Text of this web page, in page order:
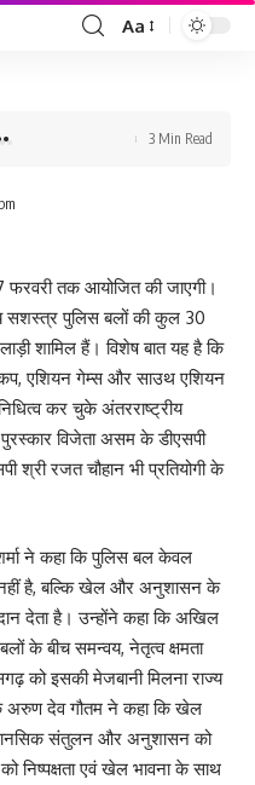
Font
Aa
3 Min Read
फरवरी तक आयोजित की जाएगी।
सशस्त्र पुलिस बलों की कुल 30
शामिल हैं। विशेष बात यह है कि
एशियन गेम्स और साउथ एशियन
कर चुके अंतरराष्ट्रीय
विजेता असम के डीएसपी
श्री रजत चौहान भी प्रतियोगी के
ने कहा कि पुलिस बल केवल
है, बल्कि खेल और अनुशासन के
देता है। उन्होंने कहा कि अखिल
के बीच समन्वय, नेतृत्व क्षमता
को इसकी मेजबानी मिलना राज्य
अरुण देव गौतम ने कहा कि खेल
मानसिक संतुलन और अनुशासन को
निष्पक्षता एवं खेल भावना के साथ